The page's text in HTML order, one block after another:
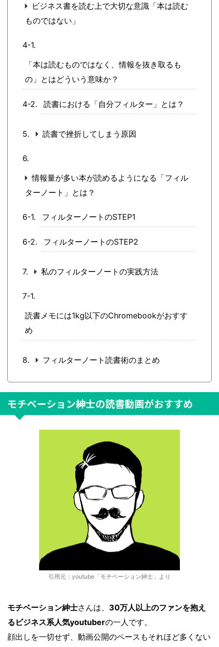
ビジネス書を読む上で大切な意識「本は読む
ものではない」
「本は読むものではなく、情報を抜き取るも
の」とはどういう意味か？
読書における「自分フィルター」とは？
読書で挫折してしまう原因
情報量が多い本が読めるようになる「フィル
ターノート」とは？
フィルターノートのSTEP1
フィルターノートのSTEP2
私のフィルターノートの実践方法
読書メモには1kg以下のChromebookがおすす
め
フィルターノート読書術のまとめ
モチベーション紳士の読書動画がおすすめ
引用元：youtube「モチベーション紳士」より
モチベーション紳士さんは、 30万人以上のファンを抱え
るビジネス系人気youtuberの一人です。
顔出しを一切せず、動画公開のペースもそれほど多くない